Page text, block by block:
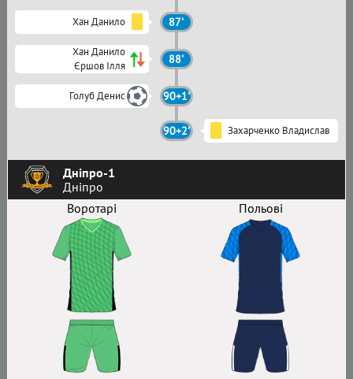
Дніпро-1
Дніпро
Воротарі
Польові
Хан Данило 87'
Хан Данило
Єршов Ілля
88'
Голуб Денис 90+1'
90+2' Захарченко Владислав